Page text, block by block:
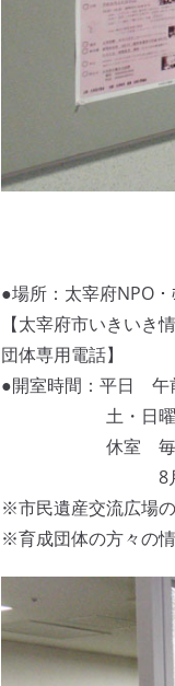
●場所：太宰府NPO・
【太宰府市いきい
団体専用電話】
●開室時間：平日 午
土・日曜日 午
休室 毎週水
8月13日から
※市民遺産交流広場
※育成団体の方々の